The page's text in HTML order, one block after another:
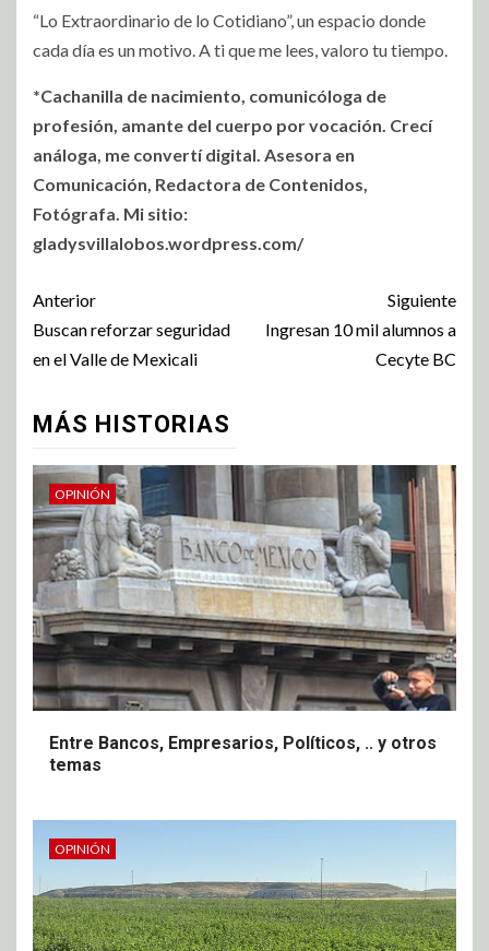
“Lo Extraordinario de lo Cotidiano”, un espacio donde
cada día es un motivo. A ti que me lees, valoro tu tiempo.
*Cachanilla de nacimiento, comunicóloga de
profesión, amante del cuerpo por vocación. Crecí
análoga, me convertí digital. Asesora en
Comunicación, Redactora de Contenidos,
Fotógrafa. Mi sitio:
gladysvillalobos.wordpress.com/
Anterior
Buscan reforzar seguridad
en el Valle de Mexicali
Siguiente
Ingresan 10 mil alumnos a
Cecyte BC
MÁS HISTORIAS
OPINIÓN
Entre Bancos, Empresarios, Políticos, .. y otros
temas
OPINIÓN